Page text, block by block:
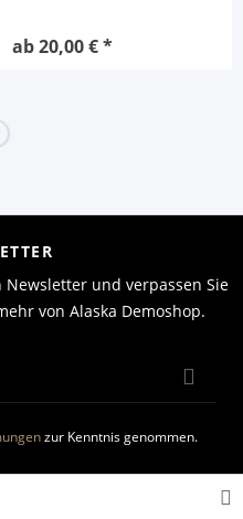
ab 20,00 € *
und verpassen Sie
von Alaska Demoshop.
zur Kenntnis genommen.